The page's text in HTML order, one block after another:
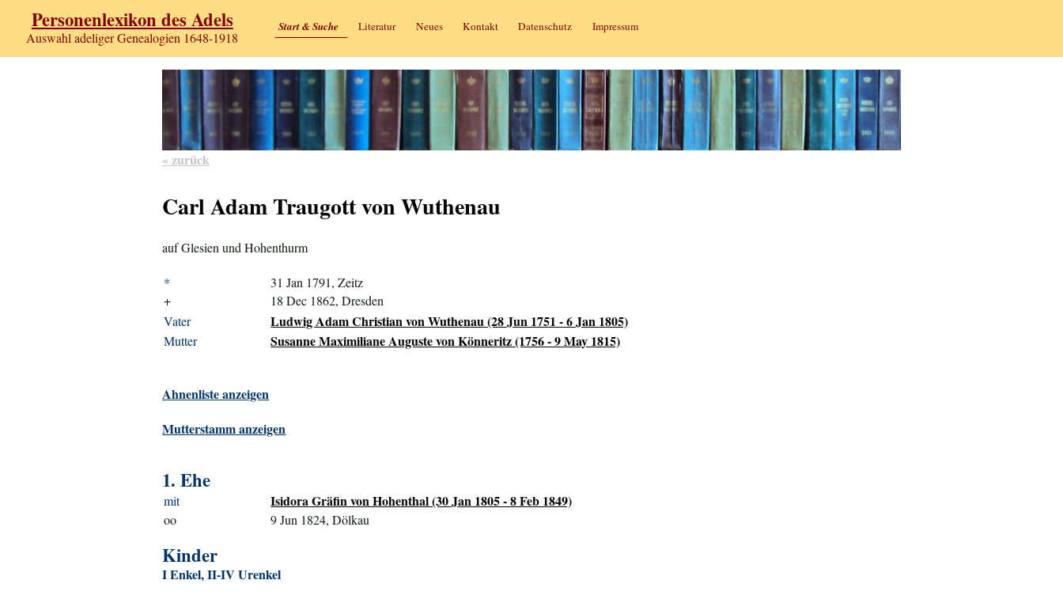
Personenlexikon des Adels
Auswahl adeliger Genealogien 1648-1918
Start & Suche Literatur Neues Kontakt Datenschutz Impressum
« zurück
Carl Adam Traugott von Wuthenau
auf Glesien und Hohenthurm
*
31 Jan 1791, Zeitz
+
18 Dec 1862, Dresden
Vater
Ludwig Adam Christian von Wuthenau (28 Jun 1751 - 6 Jan 1805)
Mutter Susanne Maximiliane Auguste von Könneritz (1756 - 9 May 1815)
Ahnenliste anzeigen
Mutterstamm anzeigen
1. Ehe
mit Isidora Gräfin von Hohenthal (30 Jan 1805 - 8 Feb 1849)
oo 9 Jun 1824, Dölkau
Kinder
I Enkel, II-IV Urenkel